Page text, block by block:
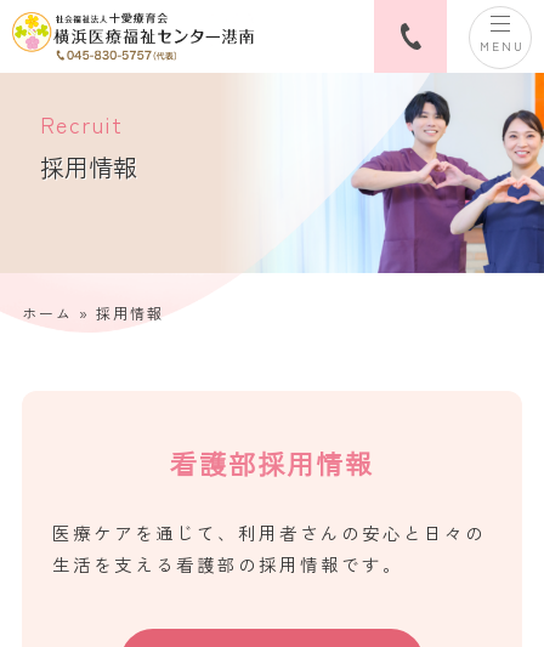
MENU
Recruit
採用情報
ホーム » 採用情報
看護部採用情報
医療ケアを通じて、利用者さんの安心と日々の
生活を支える看護部の採用情報です。